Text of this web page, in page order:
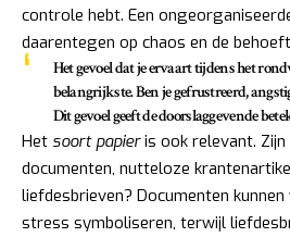
controle hebt. Een
daarentegen op chaos en de
Het gevoel dat je ervaart tijdens het
belangrijkste. Ben je gefrustreerd,
Dit gevoel geeft de doorslaggevende
Het soort papieris ook relevant. Zijn
documenten, nutteloze
liefdesbrieven? Documenten
stress symboliseren, terwijl